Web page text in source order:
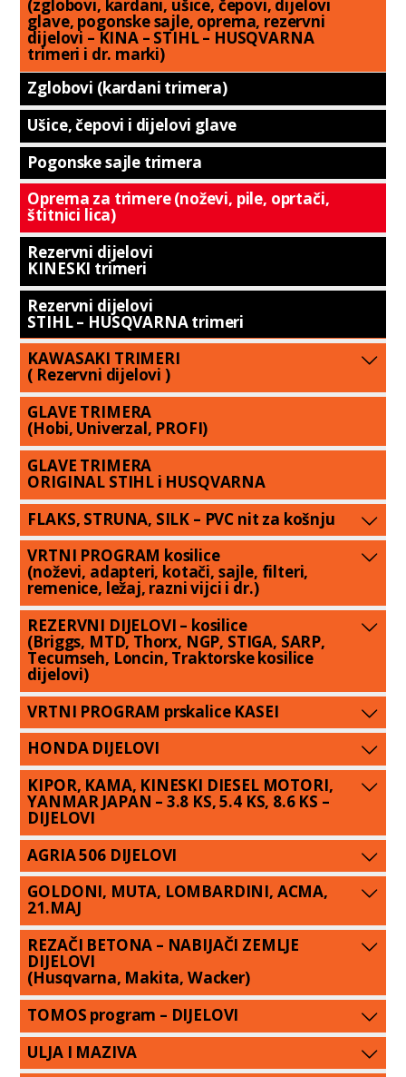
(zglobovi, kardani, ušice, čepovi, dijelovi
glave, pogonske sajle, oprema, rezervni
dijelovi – KINA – STIHL – HUSQVARNA
trimeri i dr. marki)
Zglobovi (kardani trimera)
Ušice, čepovi i dijelovi glave
Pogonske sajle trimera
Oprema za trimere (noževi, pile, oprtači,
štitnici lica)
Rezervni dijelovi
KINESKI trimeri
Rezervni dijelovi
STIHL – HUSQVARNA trimeri
KAWASAKI TRIMERI
( Rezervni dijelovi )
GLAVE TRIMERA
(Hobi, Univerzal, PROFI)
GLAVE TRIMERA
ORIGINAL STIHL i HUSQVARNA
FLAKS, STRUNA, SILK – PVC nit za košnju
VRTNI PROGRAM kosilice
(noževi, adapteri, kotači, sajle, filteri,
remenice, ležaj, razni vijci i dr.)
REZERVNI DIJELOVI – kosilice
(Briggs, MTD, Thorx, NGP, STIGA, SARP,
Tecumseh, Loncin, Traktorske kosilice
dijelovi)
VRTNI PROGRAM prskalice KASEI
HONDA DIJELOVI
KIPOR, KAMA, KINESKI DIESEL MOTORI,
YANMAR JAPAN – 3.8 KS, 5.4 KS, 8.6 KS –
DIJELOVI
AGRIA 506 DIJELOVI
GOLDONI, MUTA, LOMBARDINI, ACMA,
21.MAJ
REZAČI BETONA – NABIJAČI ZEMLJE
DIJELOVI
(Husqvarna, Makita, Wacker)
TOMOS program – DIJELOVI
ULJA I MAZIVA